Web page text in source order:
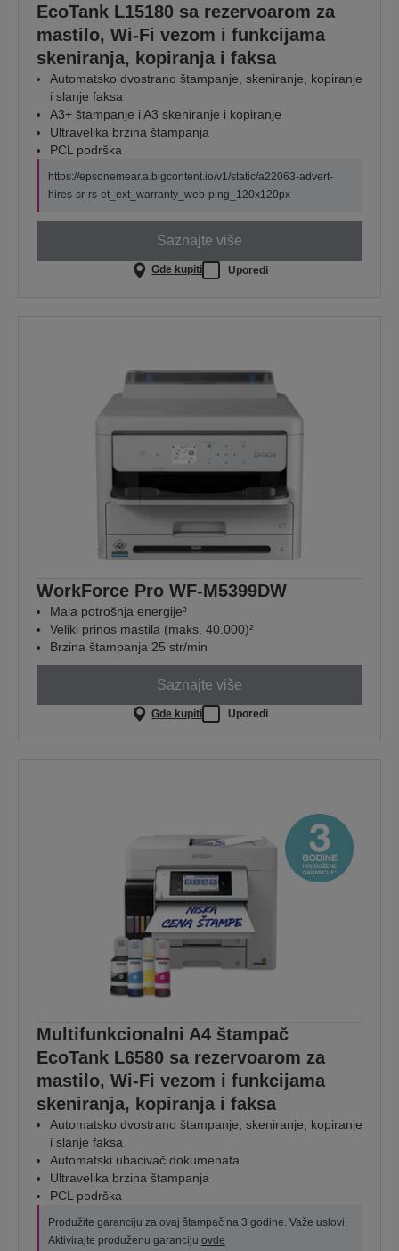
EcoTank L15180 sa rezervoarom za
mastilo, Wi-Fi vezom i funkcijama
skeniranja, kopiranja i faksa
Automatsko dvostrano štampanje, skeniranje, kopiranje
i slanje faksa
A3+ štampanje i A3 skeniranje i kopiranje
Ultravelika brzina štampanja
PCL podrška
https://epsonemear.a.bigcontent.io/v1/static/a22063-advert-
hires-sr-rs-et_ext_warranty_web-ping_120x120px
Saznajte više
Gde kupiti Uporedi
WorkForce Pro WF-M5399DW
Mala potrošnja energije³
Veliki prinos mastila (maks. 40.000)²
Brzina štampanja 25 str/min
Saznajte više
Gde kupiti Uporedi
Multifunkcionalni A4 štampač
EcoTank L6580 sa rezervoarom za
mastilo, Wi-Fi vezom i funkcijama
skeniranja, kopiranja i faksa
Automatsko dvostrano štampanje, skeniranje, kopiranje
i slanje faksa
Automatski ubacivač dokumenata
Ultravelika brzina štampanja
PCL podrška
Produžite garanciju za ovaj štampač na 3 godine. Važe uslovi.
Aktivirajte produženu garanciju ovde